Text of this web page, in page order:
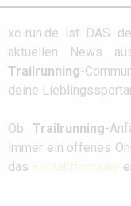
xc-run.de ist DAS
aktuellen News
Trailrunning-
deine
Ob Trailrunning-
immer ein offenes
das Kontaktformular